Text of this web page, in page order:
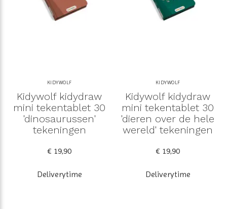
KIDYWOLF
Kidywolf kidydraw
mini tekentablet 30
'dinosaurussen'
tekeningen
€ 19,90
Deliverytime
KIDYWOLF
Kidywolf kidydraw
mini tekentablet 30
'dieren over de hele
wereld' tekeningen
€ 19,90
Deliverytime